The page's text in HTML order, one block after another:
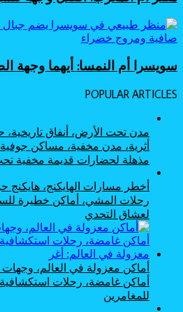
سويسرا أم النمسا: أيهما وجهة
POPULAR ARTICLES
مدن تحت الأرض، أنفاق
أثرية، مدن مخفية، مساكن
مذهلة لحضارات قديمة مخفية
أخطر مسارات الهايكنج، هايكنج
رحلات المشي، أماكن خطيرة
لعشاق التحدي
أماكن معزولة في العالم، وجهات
أماكن غامضة، رحلات
للمغامرين